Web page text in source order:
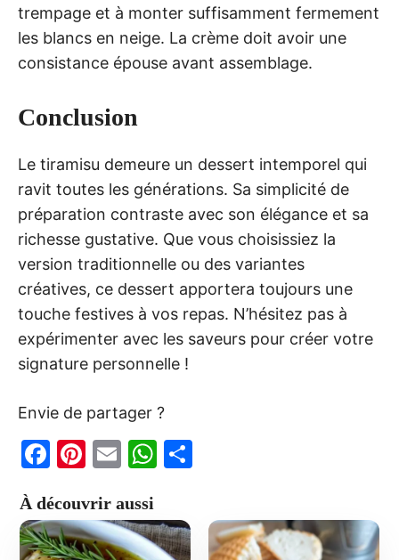
trempage et à monter suffisamment fermement
les blancs en neige. La crème doit avoir une
consistance épouse avant assemblage.
Conclusion
Le tiramisu demeure un dessert intemporel qui
ravit toutes les générations. Sa simplicité de
préparation contraste avec son élégance et sa
richesse gustative. Que vous choisissiez la
version traditionnelle ou des variantes
créatives, ce dessert apportera toujours une
touche festives à vos repas. N’hésitez pas à
expérimenter avec les saveurs pour créer votre
signature personnelle !
Envie de partager ?
F
c
e
Pi
er
e
E
ai
l
W
at
s
ta
g
À découvrir aussi